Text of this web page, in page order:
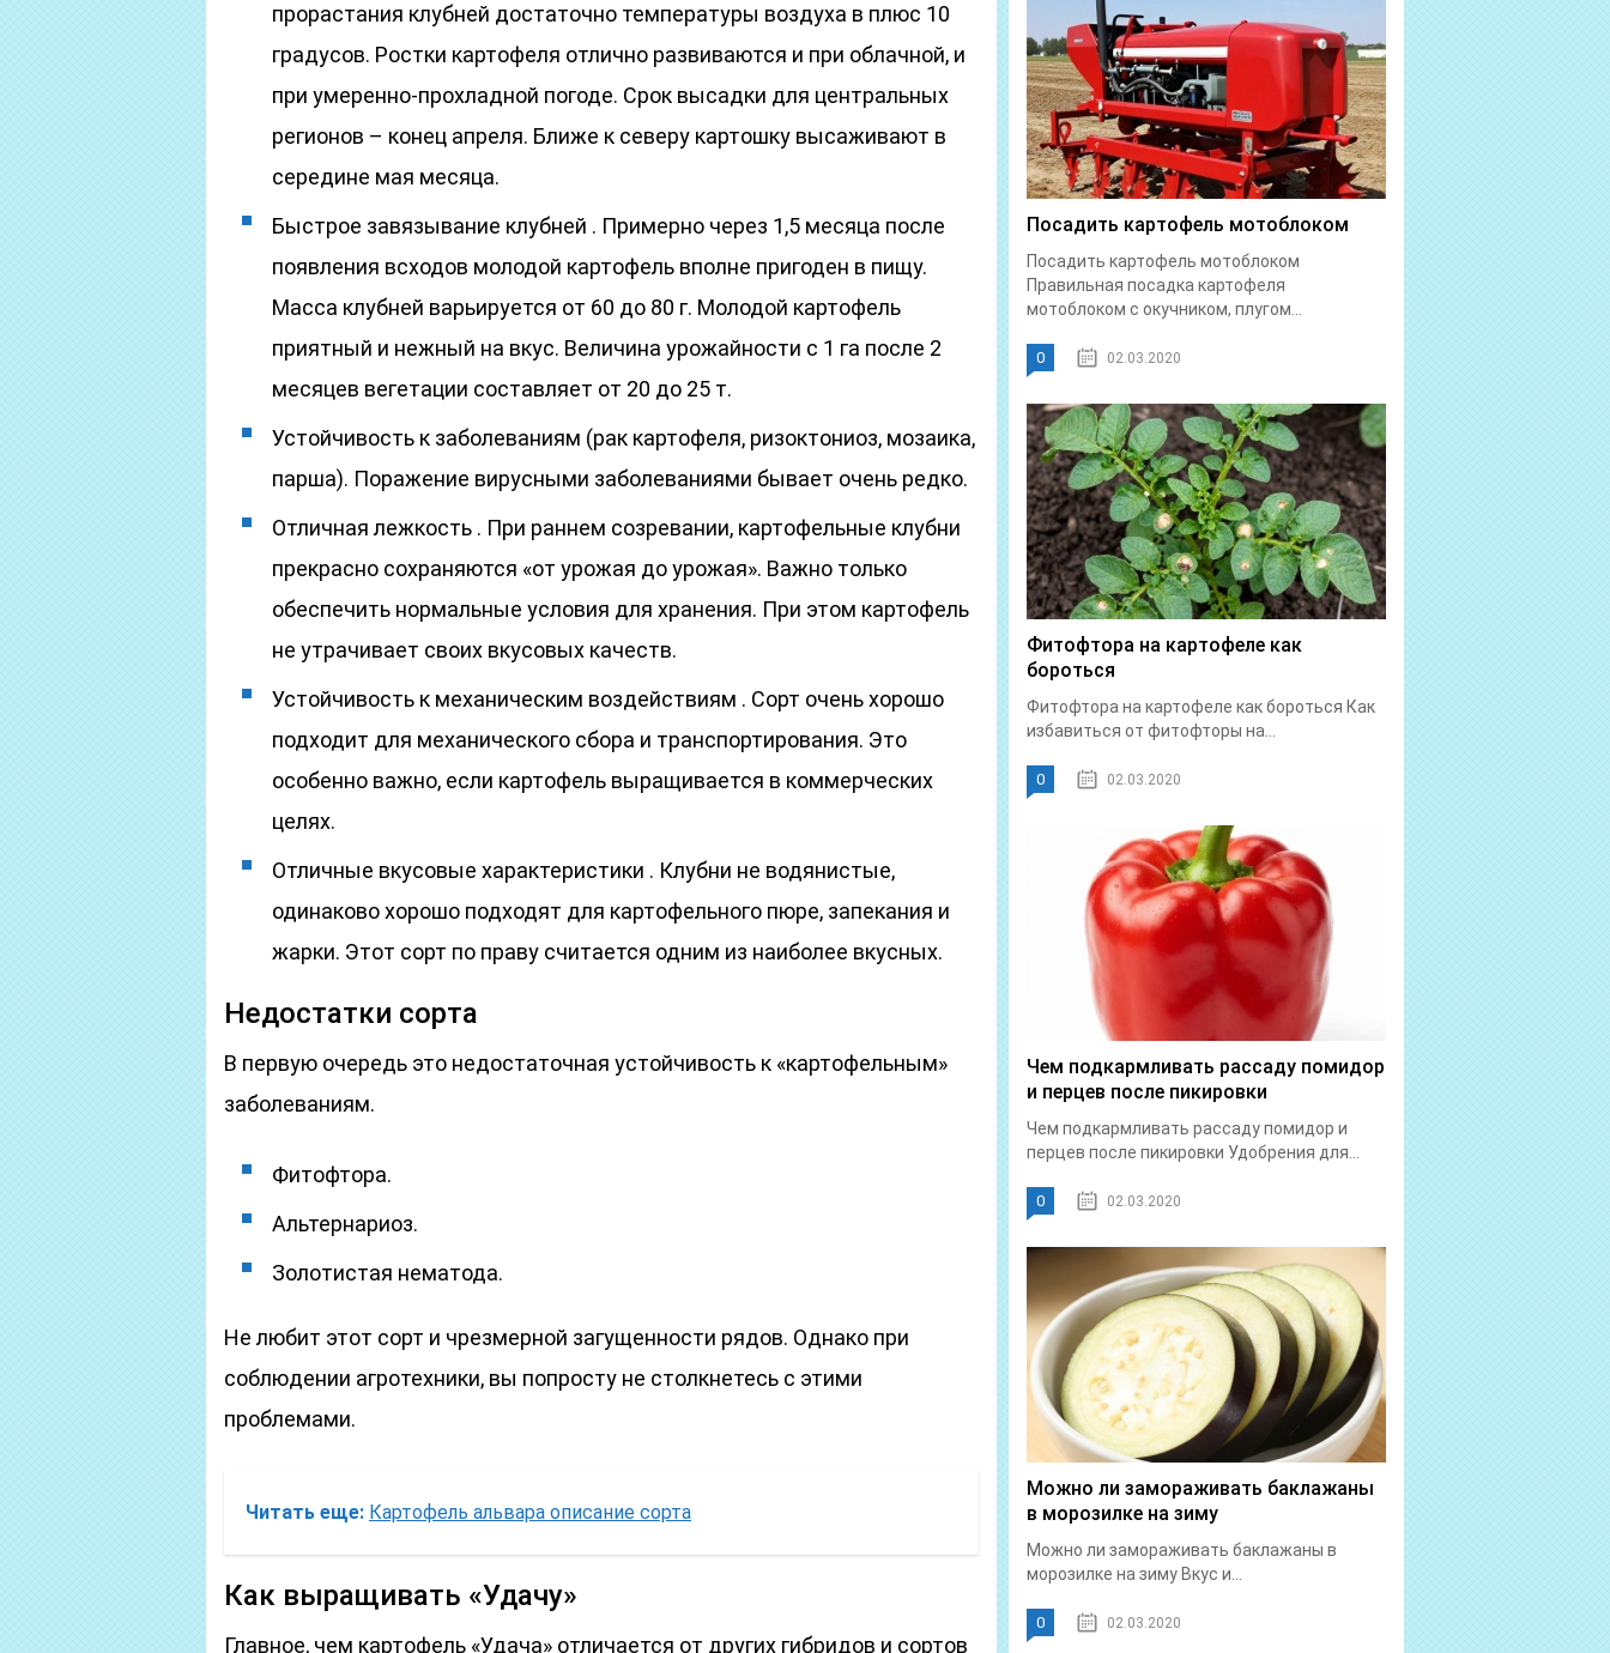
прорастания клубней достаточно температуры воздуха в плюс 10
градусов. Ростки картофеля отлично развиваются и при облачной, и
при умеренно-прохладной погоде. Срок высадки для центральных
регионов – конец апреля. Ближе к северу картошку высаживают в
середине мая месяца.
Быстрое завязывание клубней . Примерно через 1,5 месяца после
появления всходов молодой картофель вполне пригоден в пищу.
Масса клубней варьируется от 60 до 80 г. Молодой картофель
приятный и нежный на вкус. Величина урожайности с 1 га после 2
месяцев вегетации составляет от 20 до 25 т.
Устойчивость к заболеваниям (рак картофеля, ризоктониоз, мозаика,
парша). Поражение вирусными заболеваниями бывает очень редко.
Отличная лежкость . При раннем созревании, картофельные клубни
прекрасно сохраняются «от урожая до урожая». Важно только
обеспечить нормальные условия для хранения. При этом картофель
не утрачивает своих вкусовых качеств.
Устойчивость к механическим воздействиям . Сорт очень хорошо
подходит для механического сбора и транспортирования. Это
особенно важно, если картофель выращивается в коммерческих
целях.
Отличные вкусовые характеристики . Клубни не водянистые,
одинаково хорошо подходят для картофельного пюре, запекания и
жарки. Этот сорт по праву считается одним из наиболее вкусных.
Недостатки сорта
В первую очередь это недостаточная устойчивость к «картофельным»
заболеваниям.
Фитофтора.
Альтернариоз.
Золотистая нематода.
Не любит этот сорт и чрезмерной загущенности рядов. Однако при
соблюдении агротехники, вы попросту не столкнетесь с этими
проблемами.
Читать еще: Картофель альвара описание сорта
Как выращивать «Удачу»
Главное, чем картофель «Удача» отличается от других гибридов и сортов
Посадить картофель мотоблоком
Посадить картофель мотоблоком
Правильная посадка картофеля
мотоблоком с окучником, плугом...
0 02.03.2020
Фитофтора на картофеле как
бороться
Фитофтора на картофеле как бороться Как
избавиться от фитофторы на...
0 02.03.2020
Чем подкармливать рассаду помидор
и перцев после пикировки
Чем подкармливать рассаду помидор и
перцев после пикировки Удобрения для...
0 02.03.2020
Можно ли замораживать баклажаны
в морозилке на зиму
Можно ли замораживать баклажаны в
морозилке на зиму Вкус и...
0 02.03.2020